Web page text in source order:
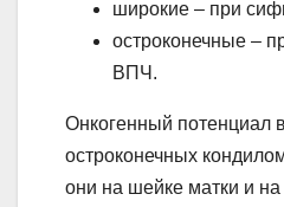
широкие – при
остроконечные –
ВПЧ.
Онкогенный потенциал
остроконечных
они на шейке матки и на